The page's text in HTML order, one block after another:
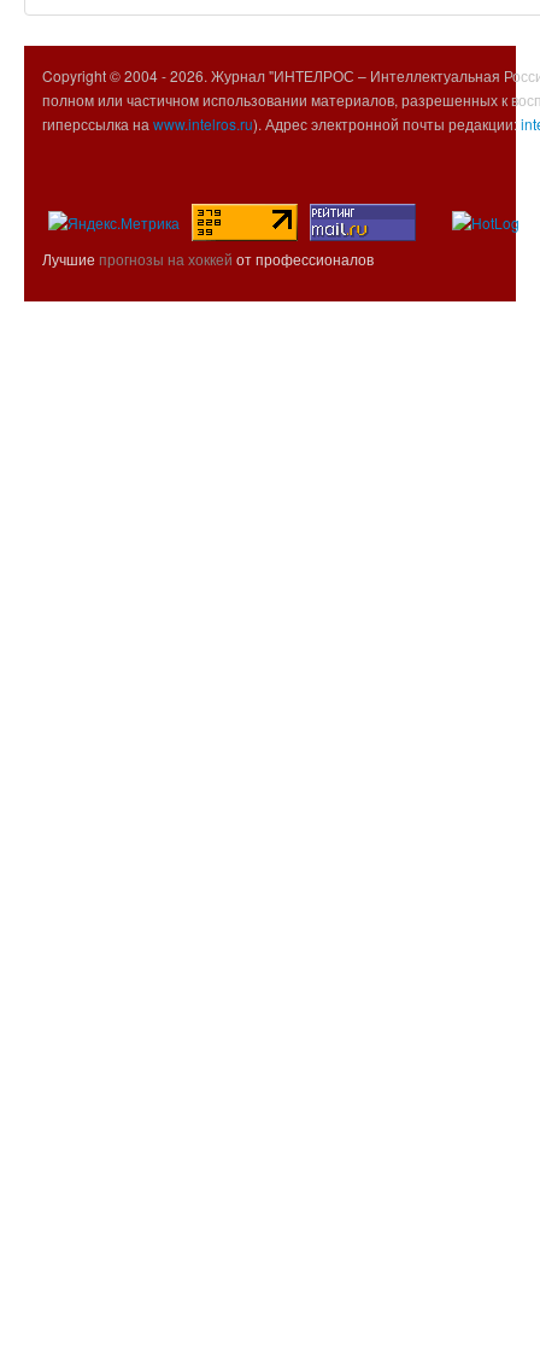
Copyright © 2004 -2026. Журнал "ИНТЕЛРОС – Интеллектуальная
полном или частичном использовании материалов, разрешенных к
гиперссылка на www.intelros.ru). Адрес электронной почты редакции:
Лучшие прогнозы на хоккей от профессионалов